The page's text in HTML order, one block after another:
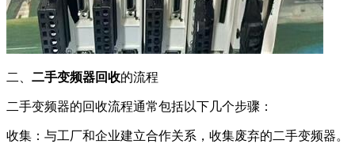
二、 二手变频器回收的流程
二手变频器的回收流程通常包括以下几个步骤：
收集：与工厂和企业建立合作关系，收集废弃的二手变频器。